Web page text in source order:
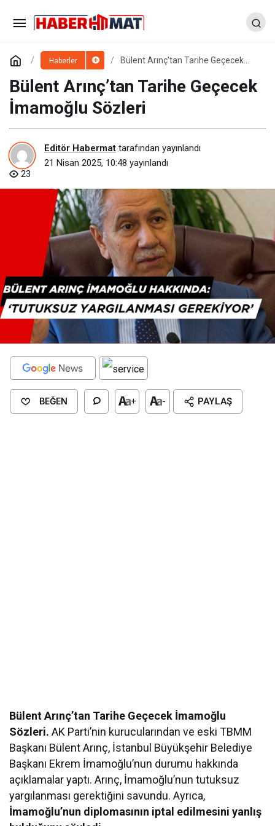
Haberler
Bülent Arınç’tan Tarihe Geçecek
Bülent Arınç’tan Tarihe Geçecek
İmamoğlu Sözleri
Editör Habermat tarafından yayınlandı
21 Nisan 2025, 10:48 yayınlandı
23
BEĞEN + - PAYLAŞ
Bülent Arınç’tan Tarihe Geçecek İmamoğlu
Sözleri. AK Parti’nin kurucularından ve eski TBMM
Başkanı Bülent Arınç, İstanbul Büyükşehir Belediye
Başkanı Ekrem İmamoğlu’nun durumu hakkında
açıklamalar yaptı. Arınç, İmamoğlu’nun tutuksuz
yargılanması gerektiğini savundu. Ayrıca,
İmamoğlu’nun diplomasının iptal edilmesini yanlış